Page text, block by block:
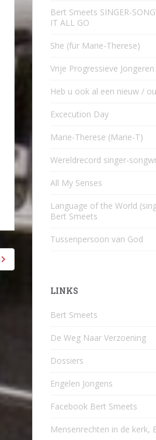
Bert Smeets SINGER-
IT ALL GO
She (für Marie-Therese)
Vrije Progressieve Jongeren
Heb u ook al een nieuw /
Excecution Day
Marie-Therese (Marie-T)
Wereldrecord singer-
All My Senses
Language of the World
Bert Smeets
Tussenpersoon van God
LINKS
Bert Smeets
De Weg Naar Verzoening
Dossiers
Engelen Jongens
Facebook Bert Smeets
Mensenrechten in de kerk,